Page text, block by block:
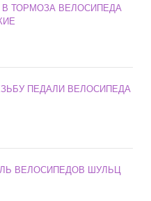
В ТОРМОЗА ВЕЛОСИПЕДА
ПЕДАЛИ ВЕЛОСИПЕДА
ВЕЛОСИПЕДОВ ШУЛЬЦ